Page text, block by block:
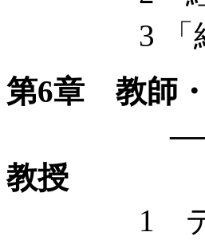
3 「経験
第6章 教師
—— 相互
教授
1 デュー